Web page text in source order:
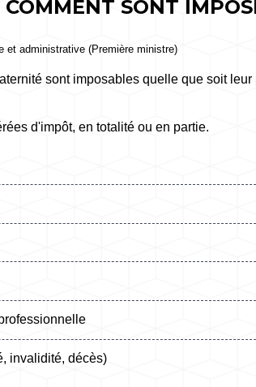
SONT
et administrative (Première ministre)
sont imposables quelle que soit
d'impôt, en totalité ou en partie.
invalidité, décès)